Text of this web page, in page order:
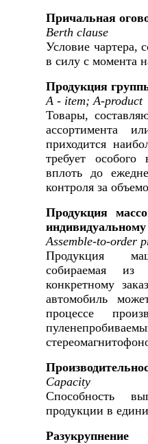
Причальная
Berth clause
Условие чартера,
в силу с момента
Продукция
A - item; A-product
Товары,
ассортимента
приходится
требует особого
вплоть до
контроля за
Продукция
индивидуальному
Assemble-to-order
Продукция
собираемая из
конкретному
автомобиль
процессе
Capacity
Способность
продукции в
Разукрупнение